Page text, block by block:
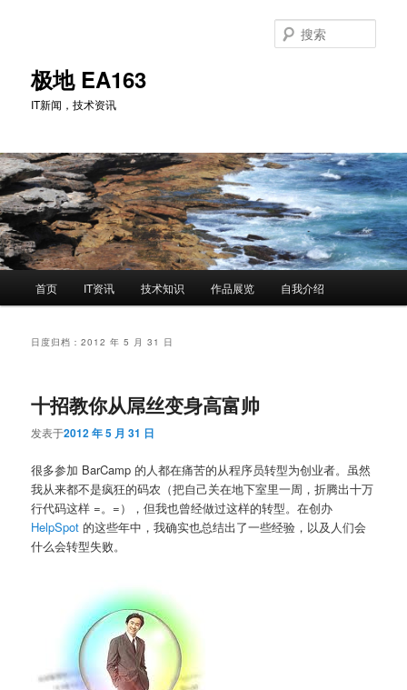
极地 EA163
IT新闻，技术资讯
索
首页 IT资讯 技术知识 作品展览 自我介绍
日度归档：2012 年 5 月 31 日
十招教你从屌丝变身高富帅
发表于2012 年 5 月 31 日
很多参加 BarCamp 的人都在痛苦的从程序员转型为创业者。虽然
我从来都不是疯狂的码农（把自己关在地下室里一周，折腾出十万
行代码这样 =。=），但我也曾经做过这样的转型。在创办
HelpSpot 的这些年中，我确实也总结出了一些经验，以及人们会
什么会转型失败。